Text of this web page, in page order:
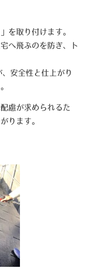
を取り付けます。
へ飛ぶのを防ぎ、ト
安全性と仕上がり
慮が求められるた
ります。